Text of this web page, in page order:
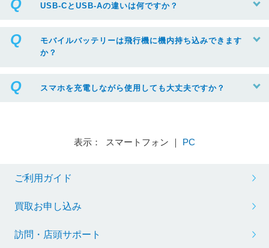
USB-CとUSB-Aの違いは何ですか？
モバイルバッテリーは飛行機に機内持ち込みできます
か？
スマホを充電しながら使用しても大丈夫ですか？
表示： スマートフォン ｜ PC
ご利用ガイド
買取お申し込み
訪問・店頭サポート